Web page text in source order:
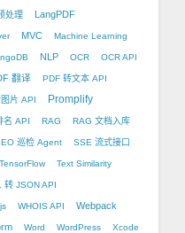
处理 LangPDF
MVC Machine Learning
NLP OCR OCR API
翻译 PDF 转文本 API
片 API
Promplify
名 API RAG RAG 文档入库
巡检 Agent SSE 流式接口
TensorFlow Text Similarity
转 JSON API
WHOIS API Webpack
Word WordPress Xcode